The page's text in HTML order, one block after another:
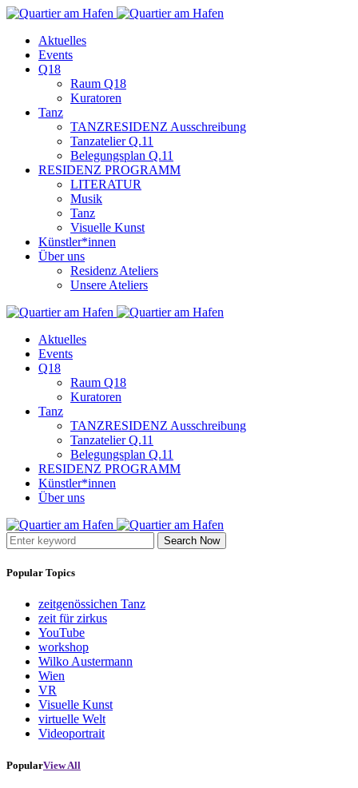
Aktuelles
Events
Q18
Raum Q18
Kuratoren
Tanz
TANZRESIDENZ Ausschreibung
Tanzatelier Q.11
Belegungsplan Q.11
RESIDENZ PROGRAMM
LITERATUR
Musik
Tanz
Visuelle Kunst
Künstler*innen
Über uns
Residenz Ateliers
Unsere Ateliers
Aktuelles
Events
Q18
Raum Q18
Kuratoren
Tanz
TANZRESIDENZ Ausschreibung
Tanzatelier Q.11
Belegungsplan Q.11
RESIDENZ PROGRAMM
Künstler*innen
Über uns
Search Now
Popular Topics
zeitgenössichen Tanz
zeit für zirkus
YouTube
workshop
Wilko Austermann
Wien
VR
Visuelle Kunst
virtuelle Welt
Videoportrait
PopularView All